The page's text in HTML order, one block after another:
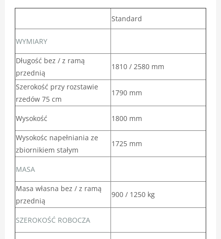
Standard
WYMIARY
Długość bez / z ramą
przednią
1810 / 2580 mm
Szerokość przy rozstawie
rzedów 75 cm
1790 mm
Wysokość 1800 mm
Wysokośc napełniania ze
zbiornikiem stałym
1725 mm
MASA
Masa własna bez / z ramą
przednią
900 / 1250 kg
SZEROKOŚĆ ROBOCZA